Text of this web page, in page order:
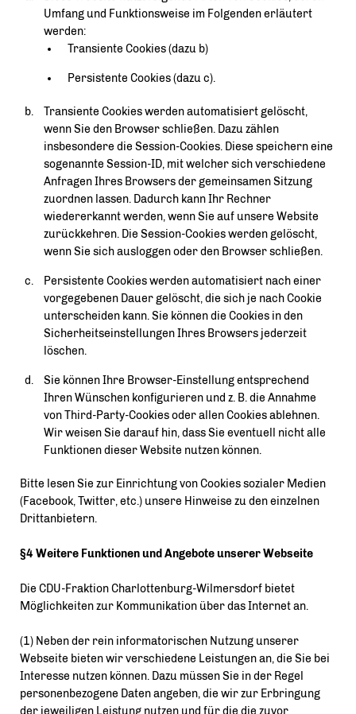
Umfang und Funktionsweise im Folgenden erläutert
werden:
Transiente Cookies (dazu b)
Persistente Cookies (dazu c).
Transiente Cookies werden automatisiert gelöscht,
wenn Sie den Browser schließen. Dazu zählen
insbesondere die Session-Cookies. Diese speichern eine
sogenannte Session-ID, mit welcher sich verschiedene
Anfragen Ihres Browsers der gemeinsamen Sitzung
zuordnen lassen. Dadurch kann Ihr Rechner
wiedererkannt werden, wenn Sie auf unsere Website
zurückkehren. Die Session-Cookies werden gelöscht,
wenn Sie sich ausloggen oder den Browser schließen.
Persistente Cookies werden automatisiert nach einer
vorgegebenen Dauer gelöscht, die sich je nach Cookie
unterscheiden kann. Sie können die Cookies in den
Sicherheitseinstellungen Ihres Browsers jederzeit
löschen.
Sie können Ihre Browser-Einstellung entsprechend
Ihren Wünschen konfigurieren und z. B. die Annahme
von Third-Party-Cookies oder allen Cookies ablehnen.
Wir weisen Sie darauf hin, dass Sie eventuell nicht alle
Funktionen dieser Website nutzen können.
Bitte lesen Sie zur Einrichtung von Cookies sozialer Medien
(Facebook, Twitter, etc.) unsere Hinweise zu den einzelnen
Drittanbietern.
§4 Weitere Funktionen und Angebote unserer Webseite
Die CDU-Fraktion Charlottenburg-Wilmersdorf bietet
Möglichkeiten zur Kommunikation über das Internet an.
(1) Neben der rein informatorischen Nutzung unserer
Webseite bieten wir verschiedene Leistungen an, die Sie bei
Interesse nutzen können. Dazu müssen Sie in der Regel
personenbezogene Daten angeben, die wir zur Erbringung
der jeweiligen Leistung nutzen und für die die zuvor